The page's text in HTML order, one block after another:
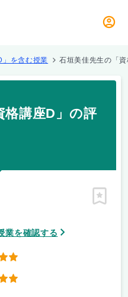
」を含む授業 石垣美佳先生の「
格講座D」の評
業を確認する
ピン留